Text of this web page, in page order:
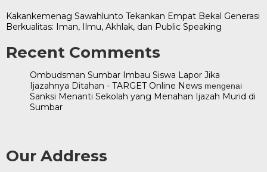
Kakankemenag Sawahlunto Tekankan Empat Bekal Generasi
Berkualitas: Iman, Ilmu, Akhlak, dan Public Speaking
Recent Comments
Ombudsman Sumbar Imbau Siswa Lapor Jika
Ijazahnya Ditahan - TARGET Online News mengenai
Sanksi Menanti Sekolah yang Menahan Ijazah Murid di
Sumbar
Our Address